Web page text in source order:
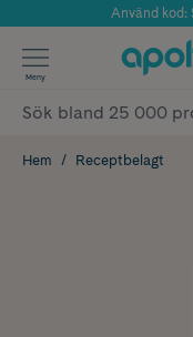
Använd kod:
Meny
Hem Receptbelagt